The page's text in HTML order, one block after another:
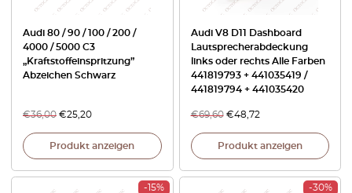
Audi 80 / 90 / 100 / 200 /
4000 / 5000 C3
„Kraftstoffeinspritzung”
Abzeichen Schwarz
€36,00 €25,20
Produkt anzeigen
Audi V8 D11 Dashboard
Lautsprecherabdeckung
links oder rechts Alle Farben
441819793 + 441035419 /
441819794 + 441035420
€69,60 €48,72
Produkt anzeigen
-15% -30%